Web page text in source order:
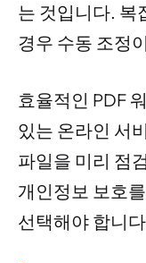
는 것입니다. 복
경우 수동 조정
효율적인 PDF
있는 온라인 서
파일을 미리 점
개인정보 보호
선택해야 합니